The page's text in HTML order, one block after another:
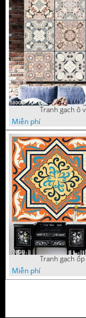
Miễn phí
Miễn phí